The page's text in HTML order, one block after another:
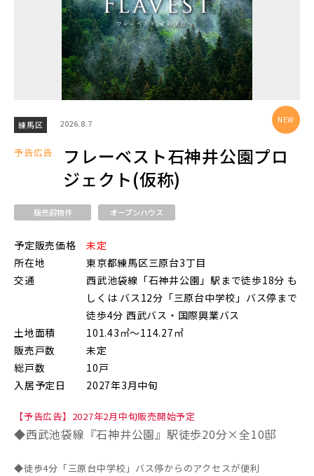
さいたま市(19)
さいたま市西区(4)
さいたま市北区(2)
さいたま市大宮区(0)
さいたま市見沼区(5)
さいたま市浦和区(0)
さいたま市緑区(1)
さいたま市岩槻区(0)
朝霞市(1)
志木市(0)
和光市(1)
新座市(2)
桶川市(2)
久喜市(1)
富士見市(0)
蓮田市(1)
ふじみ野市(1)
白岡市(0)
埼玉・東部エリア(16)
春日部市(5) 草加市(0)
越谷市(9)
練馬区 2026.8.7
予告広告
フレーベスト石神井公園プロ
ジェクト(仮称)
販売前物件 オープンハウス
予定販売価格
未定
所在地
東京都練馬区三原台3丁目
交通
西武池袋線「石神井公園」駅まで徒歩18分 も
しくは バス12分「三原台中学校」バス停まで
徒歩4分 西武バス・国際興業バス
土地面積
101.43㎡～114.27㎡
販売戸数
未定
総戸数
10戸
入居予定日
2027年3月中旬
【予告広告】2027年2月中旬販売開始予定
◆西武池袋線『石神井公園』駅徒歩20分×全10邸
◆徒歩4分「三原台中学校」バス停からのアクセスが便利